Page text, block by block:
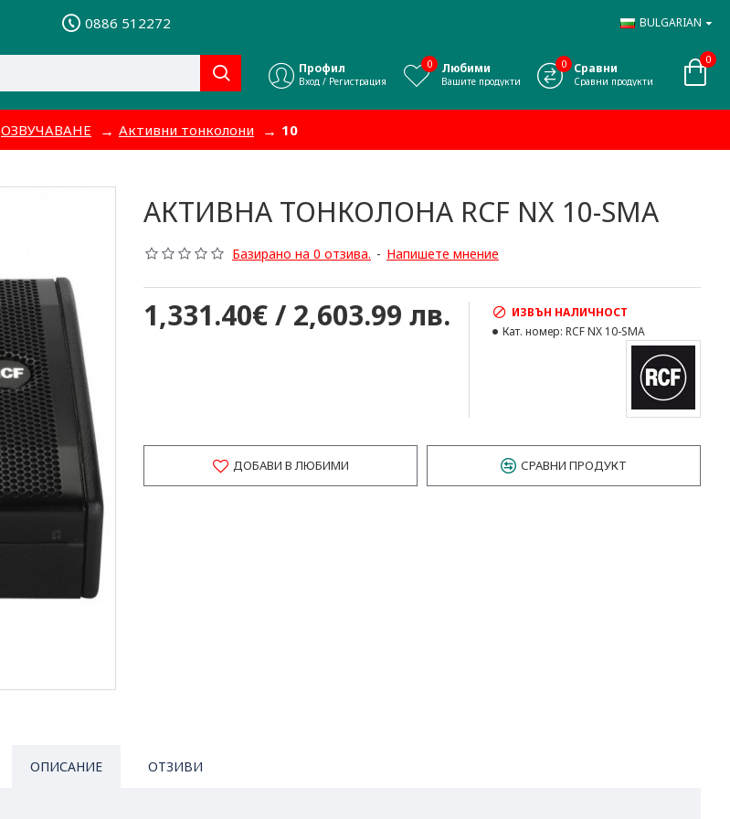
0886 512272 BULGARIAN
Профил
Вход / Регистрация
Любими
Вашите продукти
0 Сравни
Сравни продукти
0 0
ОЗВУЧАВАНЕ Активни тонколони 10
АКТИВНА ТОНКОЛОНА RCF NX 10-SMA
Базирано на 0 отзива. - Напишете мнение
1,331.40€ / 2,603.99 лв.
ИЗВЪН НАЛИЧНОСТ
Кат. номер: RCF NX 10-SMA
ДОБАВИ В ЛЮБИМИ СРАВНИ ПРОДУКТ
ОПИСАНИЕ ОТЗИВИ